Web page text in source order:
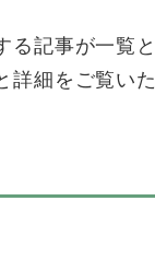
る記事が一覧と
詳細をご覧いた